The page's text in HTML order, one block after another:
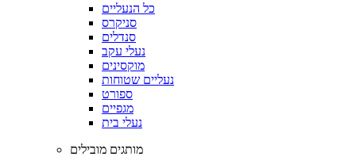
כל הנעליים
סניקרס
סנדלים
נעלי עקב
מוקסינים
נעליים שטוחות
ספורט
מגפיים
נעלי בית
מותגים מובילים